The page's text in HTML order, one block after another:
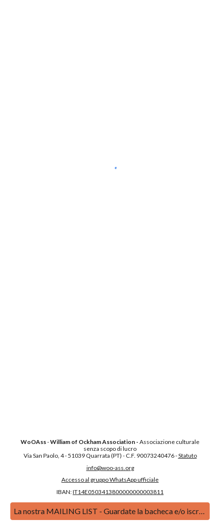
WoOAss-William of Ockham Association - Associazione culturale
senza scopo di lucro
Via San Paolo, 4 - 51039 Quarrata (PT) - C.F. 90073240476 -Statuto
info@woo-ass.org
Accesso al gruppo WhatsApp ufficiale
IBAN:IT14E0503413800000000003811
La nostra MAILING LIST - Guardate la bacheca e/o iscrivetevi! 😃